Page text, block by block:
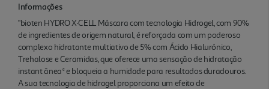
Informações
"bioten HYDRO X·CELL Máscara com tecnologia Hidrogel, com 90%
de ingredientes de origem natural, é reforçada com um poderoso
complexo hidratante multiativo de 5% com Ácido Hialurónico,
Trehalose e Ceramidas, que oferece uma sensação de hidratação
instant ânea* e bloqueia a humidade para resultados duradouros.
A sua tecnologia de hidrogel proporciona um efeito de